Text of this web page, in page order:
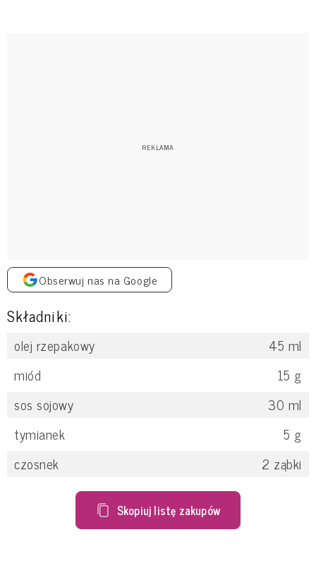
Obserwuj nas na Google
Składniki:
olej rzepakowy 45 ml
miód
15 g
sos sojowy
30 ml
tymianek
5 g
czosnek
2 ząbki
Skopiuj listę zakupów